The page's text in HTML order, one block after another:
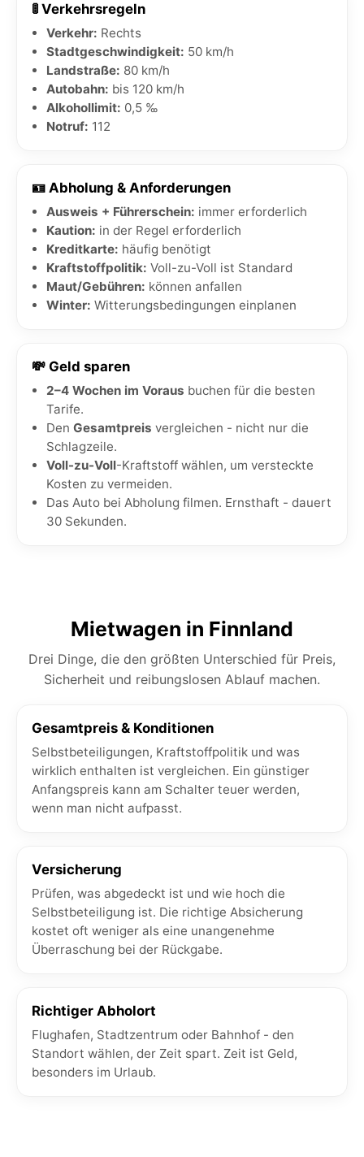
🚦 Verkehrsregeln
Verkehr: Rechts
Stadtgeschwindigkeit: 50 km/h
Landstraße: 80 km/h
Autobahn: bis 120 km/h
Alkohollimit: 0,5 ‰
Notruf: 112
🪪 Abholung & Anforderungen
Ausweis + Führerschein: immer erforderlich
Kaution: in der Regel erforderlich
Kreditkarte: häufig benötigt
Kraftstoffpolitik: Voll-zu-Voll ist Standard
Maut/Gebühren: können anfallen
Winter: Witterungsbedingungen einplanen
💸 Geld sparen
2–4 Wochen im Voraus buchen für die besten
Tarife.
Den Gesamtpreis vergleichen - nicht nur die
Schlagzeile.
Voll-zu-Voll-Kraftstoff wählen, um versteckte
Kosten zu vermeiden.
Das Auto bei Abholung filmen. Ernsthaft - dauert
30 Sekunden.
Mietwagen in Finnland
Drei Dinge, die den größten Unterschied für Preis,
Sicherheit und reibungslosen Ablauf machen.
Gesamtpreis & Konditionen
Selbstbeteiligungen, Kraftstoffpolitik und was
wirklich enthalten ist vergleichen. Ein günstiger
Anfangspreis kann am Schalter teuer werden,
wenn man nicht aufpasst.
Versicherung
Prüfen, was abgedeckt ist und wie hoch die
Selbstbeteiligung ist. Die richtige Absicherung
kostet oft weniger als eine unangenehme
Überraschung bei der Rückgabe.
Richtiger Abholort
Flughafen, Stadtzentrum oder Bahnhof - den
Standort wählen, der Zeit spart. Zeit ist Geld,
besonders im Urlaub.